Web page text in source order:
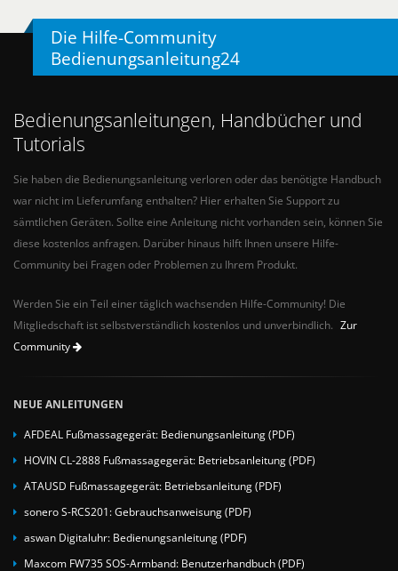
Die Hilfe-Community
Bedienungsanleitung24
Bedienungsanleitungen, Handbücher und
Tutorials
Sie haben die Bedienungsanleitung verloren oder das benötigte Handbuch
war nicht im Lieferumfang enthalten? Hier erhalten Sie Support zu
sämtlichen Geräten. Sollte eine Anleitung nicht vorhanden sein, können Sie
diese kostenlos anfragen. Darüber hinaus hilft Ihnen unsere Hilfe-
Community bei Fragen oder Problemen zu Ihrem Produkt.
Werden Sie ein Teil einer täglich wachsenden Hilfe-Community! Die
Mitgliedschaft ist selbstverständlich kostenlos und unverbindlich. Zur
Community
NEUE ANLEITUNGEN
AFDEAL Fußmassagegerät: Bedienungsanleitung (PDF)
HOVIN CL-2888 Fußmassagegerät: Betriebsanleitung (PDF)
ATAUSD Fußmassagegerät: Betriebsanleitung (PDF)
sonero S-RCS201: Gebrauchsanweisung (PDF)
aswan Digitaluhr: Bedienungsanleitung (PDF)
Maxcom FW735 SOS-Armband: Benutzerhandbuch (PDF)